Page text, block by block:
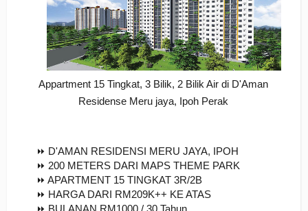
Appartment 15 Tingkat, 3 Bilik, 2 Bilik Air di D'Aman
Residense Meru jaya, Ipoh Perak
⏩ D'AMAN RESIDENSI MERU JAYA, IPOH
⏩ 200 METERS DARI MAPS THEME PARK
⏩ APARTMENT 15 TINGKAT 3R/2B
⏩ HARGA DARI RM209K++ KE ATAS